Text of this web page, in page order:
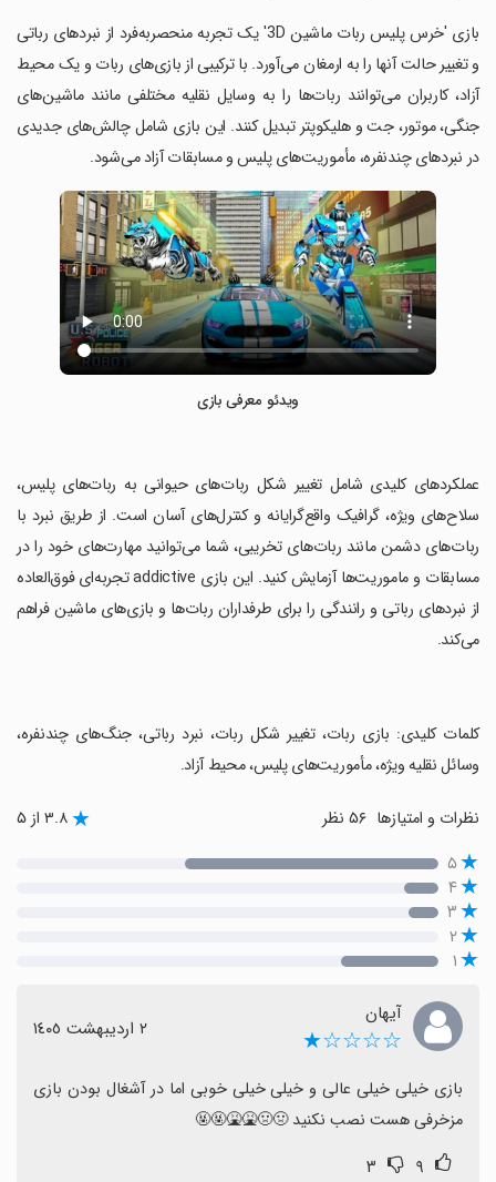
بازی 'خرس پلیس ربات ماشین 3D' یک تجربه منحصربه‌فرد از نبردهای رباتی
و تغییر حالت آنها را به ارمغان می‌آورد. با ترکیبی از بازی‌های ربات و یک محیط
آزاد، کاربران می‌توانند ربات‌ها را به وسایل نقلیه مختلفی مانند ماشین‌های
جنگی، موتور، جت و هلیکوپتر تبدیل کنند. این بازی شامل چالش‌های جدیدی
در نبردهای چندنفره، مأموریت‌های پلیس و مسابقات آزاد می‌شود.
ویدئو معرفی بازی
‏عملکردهای کلیدی شامل تغییر شکل ربات‌های حیوانی به ربات‌های پلیس،
سلاح‌های ویژه، گرافیک واقع‌گرایانه و کنترل‌های آسان است. از طریق نبرد با
ربات‌های دشمن مانند ربات‌های تخریبی، شما می‌توانید مهارت‌های خود را در
مسابقات و ماموریت‌ها آزمایش کنید. این بازی addictive تجربه‌ای فوق‌العاده
از نبردهای رباتی و رانندگی را برای طرفداران ربات‌ها و بازی‌های ماشین فراهم
می‌کند.
‏کلمات کلیدی: بازی ربات، تغییر شکل ربات، نبرد رباتی، جنگ‌های چندنفره،
وسائل نقلیه ویژه، مأموریت‌های پلیس، محیط آزاد.
نظرات و امتیازها ۳.۸ از ۵
۵
۴
۳
۲
۱
آیهان
☆☆☆☆★ ٢ اردیبهشت ١٤٠٥
مزخرفی هست نصب نکنید 🤢🤢🤮🤮🤬🤬
۹ ۳